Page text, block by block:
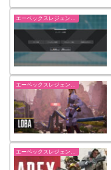
エーペックスレジェンズ【Apex Legends】